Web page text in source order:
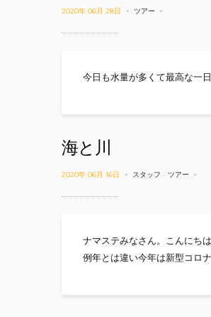
2020年 06月 28日 ツアー
今日も水量が多くて最高な一
海と川
2020年 06月 16日 スタッフ - ツアー
ナマステみなさん。こんにち
例年とは違い今年は新型コロ